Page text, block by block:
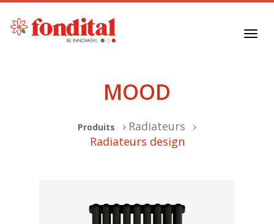
MOOD
Produits
Radiateurs
Radiateurs design